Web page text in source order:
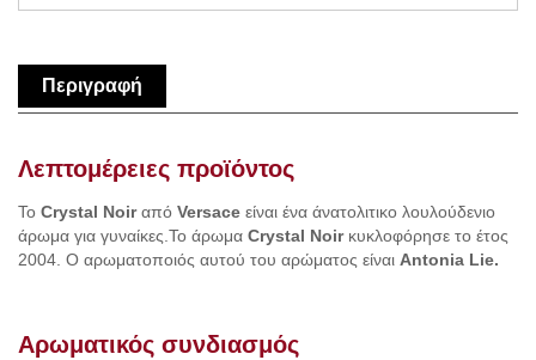
Περιγραφή
Λεπτομέρειες προϊόντος
Το Crystal Noirαπό Versace είναι ένα άνατολιτικο λουλούδενιο
άρωμα για γυναίκες.To άρωμα Crystal Noirκυκλοφόρησε το έτος
2004. Ο αρωματοποιός αυτού του αρώματος είναι Antonia Lie.
Αρωματικός συνδιασμός